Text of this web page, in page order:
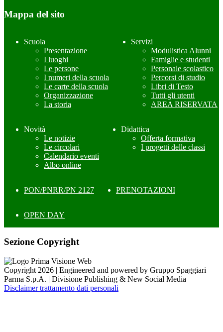
Mappa del sito
Scuola
Presentazione
I luoghi
Le persone
I numeri della scuola
Le carte della scuola
Organizzazione
La storia
Servizi
Modulistica Alunni
Famiglie e studenti
Personale scolastico
Percorsi di studio
Libri di Testo
Tutti gli utenti
AREA RISERVATA
Novità
Le notizie
Le circolari
Calendario eventi
Albo online
Didattica
Offerta formativa
I progetti delle classi
PON/PNRR/PN 2127 PRENOTAZIONI
OPEN DAY
Sezione Copyright
Copyright 2026 | Engineered and powered by Gruppo Spaggiari
Parma S.p.A. | Divisione Publishing & New Social Media
Disclaimer trattamento dati personali